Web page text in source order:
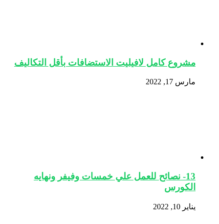
مشروع كامل لافيليت الاستضافات بأقل التكاليف
مارس 17, 2022
13- نصائح للعمل علي خمسات وفيفر ونهايه
الكورس
يناير 10, 2022